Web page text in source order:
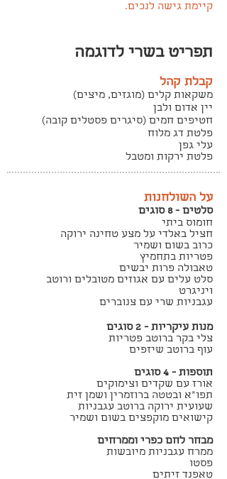
קיימת גישה לנכים.
תפריט בשרי לדוגמה
קבלת קהל
משקאות קלים (מוגזים, מיצים)
יין אדום ולבן
חטיפים חמים (סיגרים פסטלים קובה)
פלטת דג מלוח
עלי גפן
פלטת ירקות ומטבל
על השולחנות
סלטים - 8 סוגים
חומוס ביתי
חציל באלדי על מצע טחינה ירוקה
כרוב בשום ושמיר
פטריות בתחמיץ
טאבולה פרות יבשים
סלט עלים עם אגוזים מטובלים ורוטב
ויניגרט
עגבניות שרי עם צנוברים
מנות עיקריות - 2 סוגים
צלי בקר ברוטב פטריות
עוף ברוטב שיזפים
תוספות - 4 סוגים
אורז עם שקדים וצימוקים
תפו"א ובטטה ברוזמרין ושמן זית
שעועית ירוקה ברוטב עגבניות
קישואים מוקפצים בשום ושמיר
מבחר לחם כפרי וממרחים
ממרח עגבניות מיובשות
פסטו
טאפנד זיתים